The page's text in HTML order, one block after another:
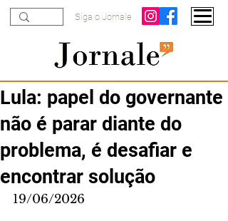
Siga o Jornale
Lula: papel do governante
não é parar diante do
problema, é desafiar e
encontrar solução
19/06/2026